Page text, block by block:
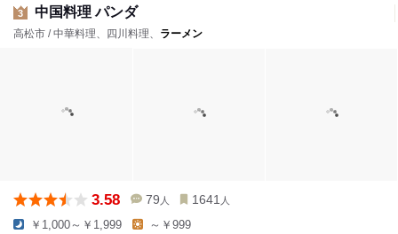
3 中国料理 パンダ
高松市 / 中華料理、四川料理、 ラーメン
3.58 79 人 1641 人
￥1,000～￥1,999 ～￥999